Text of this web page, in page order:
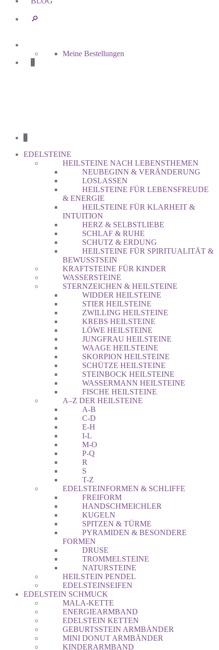
🔎︎
Meine Bestellungen
0
0
EDELSTEINE
HEILSTEINE NACH LEBENSTHEMEN
NEUBEGINN & VERÄNDERUNG
LOSLASSEN
HEILSTEINE FÜR LEBENSFREUDE
& ENERGIE
HEILSTEINE FÜR KLARHEIT &
INTUITION
HERZ & SELBSTLIEBE
SCHLAF & RUHE
SCHUTZ & ERDUNG
HEILSTEINE FÜR SPIRITUALITÄT &
BEWUSSTSEIN
KRAFTSTEINE FÜR KINDER
WASSERSTEINE
STERNZEICHEN & HEILSTEINE
WIDDER HEILSTEINE
STIER HEILSTEINE
ZWILLING HEILSTEINE
KREBS HEILSTEINE
LÖWE HEILSTEINE
JUNGFRAU HEILSTEINE
WAAGE HEILSTEINE
SKORPION HEILSTEINE
SCHÜTZE HEILSTEINE
STEINBOCK HEILSTEINE
WASSERMANN HEILSTEINE
FISCHE HEILSTEINE
A–Z DER HEILSTEINE
A-B
C-D
E-H
I-L
M-O
P-Q
R
S
T-Z
EDELSTEINFORMEN & SCHLIFFE
FREIFORM
HANDSCHMEICHLER
KUGELN
SPITZEN & TÜRME
PYRAMIDEN & BESONDERE
FORMEN
DRUSE
TROMMELSTEINE
NATURSTEINE
HEILSTEIN PENDEL
EDELSTEINSEIFEN
EDELSTEIN SCHMUCK
MALA-KETTE
ENERGIEARMBAND
EDELSTEIN KETTEN
GEBURTSSTEIN ARMBÄNDER
MINI DONUT ARMBÄNDER
KINDERARMBAND